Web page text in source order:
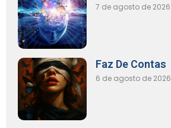
7 de agosto de 2026
Faz De Contas
6 de agosto de 2026